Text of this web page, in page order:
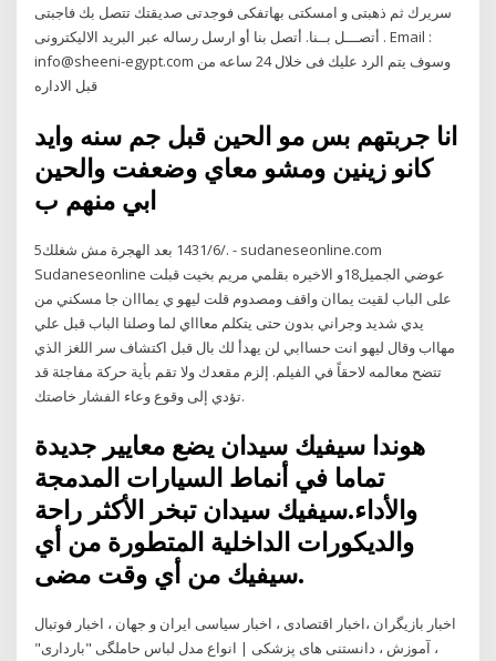
سريرك ثم ذهبتى و امسكتى بهاتفكى فوجدتى صديقتك تتصل بك فاجبتى
أتصـــل بــنا. أتصل بنا أو ارسل رساله عبر البريد الاليكترونى . Email :
info@sheeni-egypt.com وسوف يتم الرد عليك فى خلال 24 ساعه من
قبل الاداره
انا جربتهم بس مو الحين قبل جم سنه وايد
كانو زينين ومشو معاي وضعفت والحين
ابي منهم ب
5‏‏/6‏‏/1431 بعد الهجرة مش شغلك. - sudaneseonline.com
Sudaneseonline عوضي الجميل18و الاخيره بقلمي مريم بخيت قبلت
على الباب لقيت يماان واقف ومصدوم قلت ليهو ي يمااان جا مسكني من
يدي شديد وجراني بدون حتى يتكلم معاااي لما وصلنا الباب قبل علي
مهااب وقال ليهو انت حساابي لن يهدأ لك بال قبل اكتشاف سر اللغز الذي
تتضح معالمه لاحقاً في الفيلم. إلزم مقعدك ولا تقم بأية حركة مفاجئة قد
تؤدي إلى وقوع وعاء الفشار خاصتك.
هوندا سيفيك سيدان يضع معايير جديدة
تماما في أنماط السيارات المدمجة
والأداء.سيفيك سيدان تبخر الأكثر راحة
والديكورات الداخلية المتطورة من أي
سيفيك من أي وقت مضى.
اخبار بازیگران ،اخبار اقتصادی ، اخبار سیاسی ایران و جهان ، اخبار فوتبال
، آموزش ، دانستنی های پزشکی | انواع مدل لباس حاملگی "بارداری"